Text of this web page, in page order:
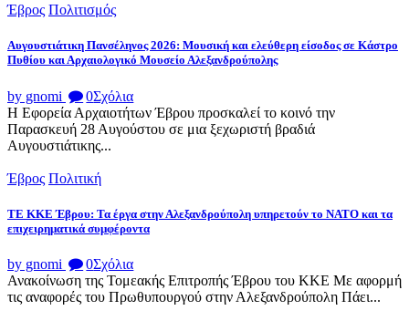
Έβρος Πολιτισμός
Αυγουστιάτικη Πανσέληνος 2026: Μουσική και ελεύθερη είσοδος σε Κάστρο
Πυθίου και Αρχαιολογικό Μουσείο Αλεξανδρούπολης
by gnomi 0Σχόλια
Η Εφορεία Αρχαιοτήτων Έβρου προσκαλεί το κοινό την
Παρασκευή 28 Αυγούστου σε μια ξεχωριστή βραδιά
Αυγουστιάτικης...
Έβρος Πολιτική
ΤΕ ΚΚΕ Έβρου: Τα έργα στην Αλεξανδρούπολη υπηρετούν το ΝΑΤΟ και τα
επιχειρηματικά συμφέροντα
by gnomi 0Σχόλια
Ανακοίνωση της Τομεακής Επιτροπής Έβρου του ΚΚΕ Με αφορμή
τις αναφορές του Πρωθυπουργού στην Αλεξανδρούπολη Πάει...